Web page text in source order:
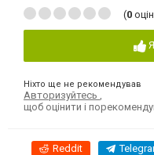
(0
Ніхто ще не рекомендував
Авторизуйтесь
щоб оцінити і
Reddit